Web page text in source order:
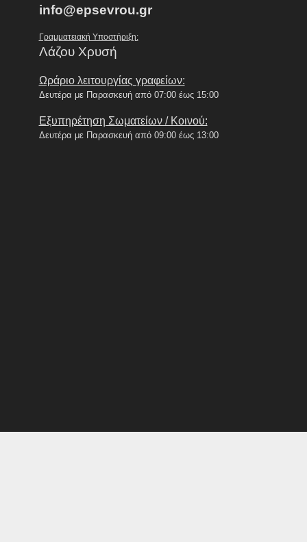
info@epsevrou.gr
Γραμματειακή Υποστήριξη:
Λάζου Χρυσή
Ωράριο λειτουργίας γραφείων:
Δευτέρα με Παρασκευή από 07:00 έως 15:00
Εξυπηρέτηση Σωματείων / Κοινού:
Δευτέρα με Παρασκευή από 09:00 έως 13:00